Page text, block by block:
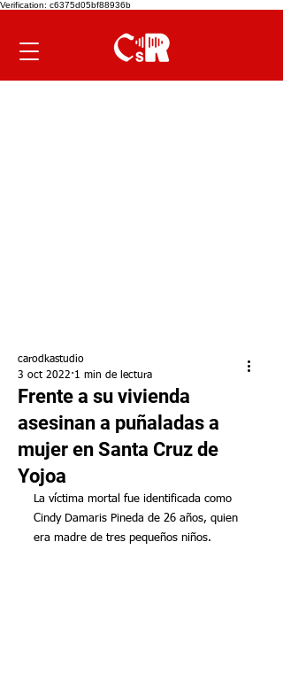
Verification: c6375d05bf88936b
Frente a su vivienda
asesinan a puñaladas a
mujer en Santa Cruz de
Yojoa
carodkastudio
3 oct 2022 1 min de lectura
La víctima mortal fue identificada como
Cindy Damaris Pineda de 26 años, quien
era madre de tres pequeños niños.